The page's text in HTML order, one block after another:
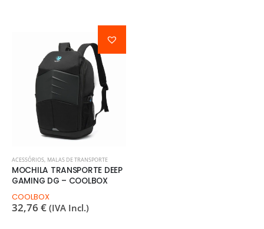
ACESSÓRIOS, MALAS DE TRANSPORTE
MOCHILA TRANSPORTE DEEP
GAMING DG – COOLBOX
COOLBOX
32,76 € (IVA Incl.)